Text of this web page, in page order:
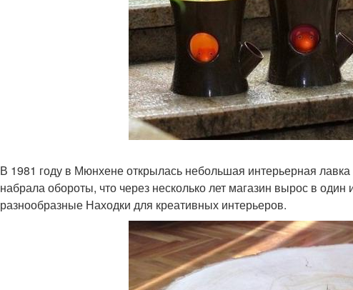
В 1981 году в Мюнхене открылась небольшая интерьерная
набрала обороты, что через несколько лет магазин вырос в
разнообразные Находки для креативных интерьеров.